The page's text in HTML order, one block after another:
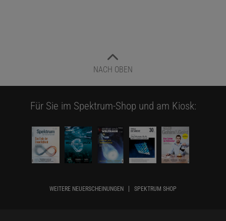
NACH OBEN
Für Sie im Spektrum-Shop und am Kiosk:
WEITERE NEUERSCHEINUNGEN SPEKTRUM SHOP